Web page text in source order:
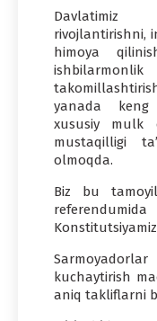
Davlatimiz
rivojlantirishni,
himoya
yanada keng
xususiy mulk
mustaqilligi
olmoqda.
Biz bu
kuchaytirish
aniq takliflarni